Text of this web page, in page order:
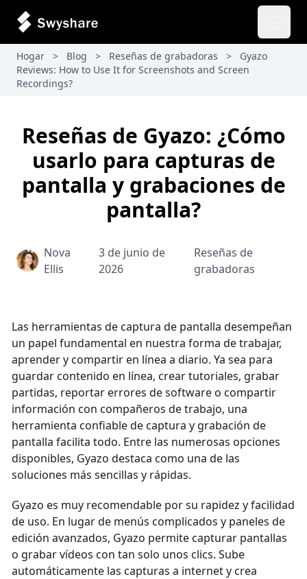
Hogar > Blog > Reseñas de grabadoras >
Gyazo
Reviews: How to Use It for Screenshots and Screen
Recordings?
Reseñas de Gyazo: ¿Cómo
usarlo para capturas de
pantalla y grabaciones de
pantalla?
Nova
Ellis
3 de junio de
2026
Reseñas de
grabadoras
Las herramientas de captura de pantalla desempeñan
un papel fundamental en nuestra forma de trabajar,
aprender y compartir en línea a diario. Ya sea para
guardar contenido en línea, crear tutoriales, grabar
partidas, reportar errores de software o compartir
información con compañeros de trabajo, una
herramienta confiable de captura y grabación de
pantalla facilita todo. Entre las numerosas opciones
disponibles, Gyazo destaca como una de las
soluciones más sencillas y rápidas.
Gyazo es muy recomendable por su rapidez y facilidad
de uso. En lugar de menús complicados y paneles de
edición avanzados, Gyazo permite capturar pantallas
o grabar vídeos con tan solo unos clics. Sube
automáticamente las capturas a internet y crea